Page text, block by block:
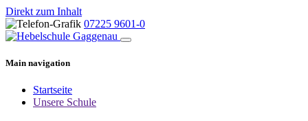
Direkt zum Inhalt
07225 9601-0
Main navigation
Startseite
Unsere Schule